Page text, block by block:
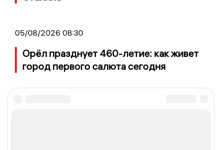
05/08/2026 08:30
Орёл празднует 460-летие: как живет
город первого салюта сегодня